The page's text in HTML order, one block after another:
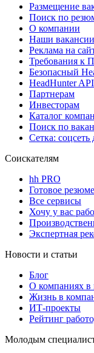
Размещение
Поиск по
О компании
Наши вакансии
Реклама на
Требования к
Безопасный
HeadHunter API
Партнерам
Инвесторам
Каталог
Поиск по
Сетка: соцсеть
Соискателям
hh PRO
Готовое резюме
Все сервисы
Хочу у вас
Экспертная
Новости и статьи
Блог
О компаниях в
Жизнь в
ИТ-проекты
Рейтинг
Молодым